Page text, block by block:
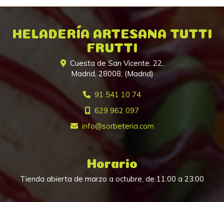
HELADERÍA ARTESANA TUTTI
FRUTTI
Cuesta de San Vicente, 22,
Madrid, 28008, (Madrid)
91 541 10 74
629 962 097
info
sorbeteria.com
Horario
Tienda abierta de marzo a octubre, de 11:00 a 23:00